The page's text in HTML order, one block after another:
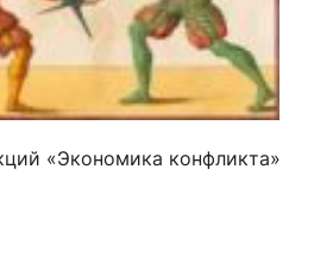
«Экономика конфликта»